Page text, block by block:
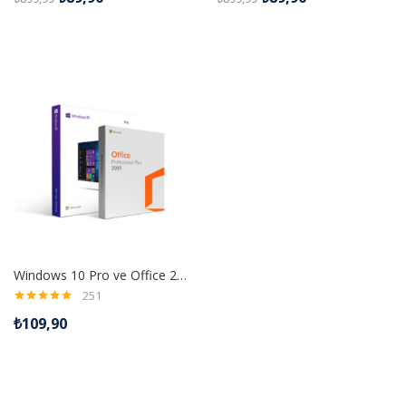
Windows 10 Pro ve Office 2019 Pro Plus Dijital Lisans Anahtarı
4.99oy aldı
251
₺109,90